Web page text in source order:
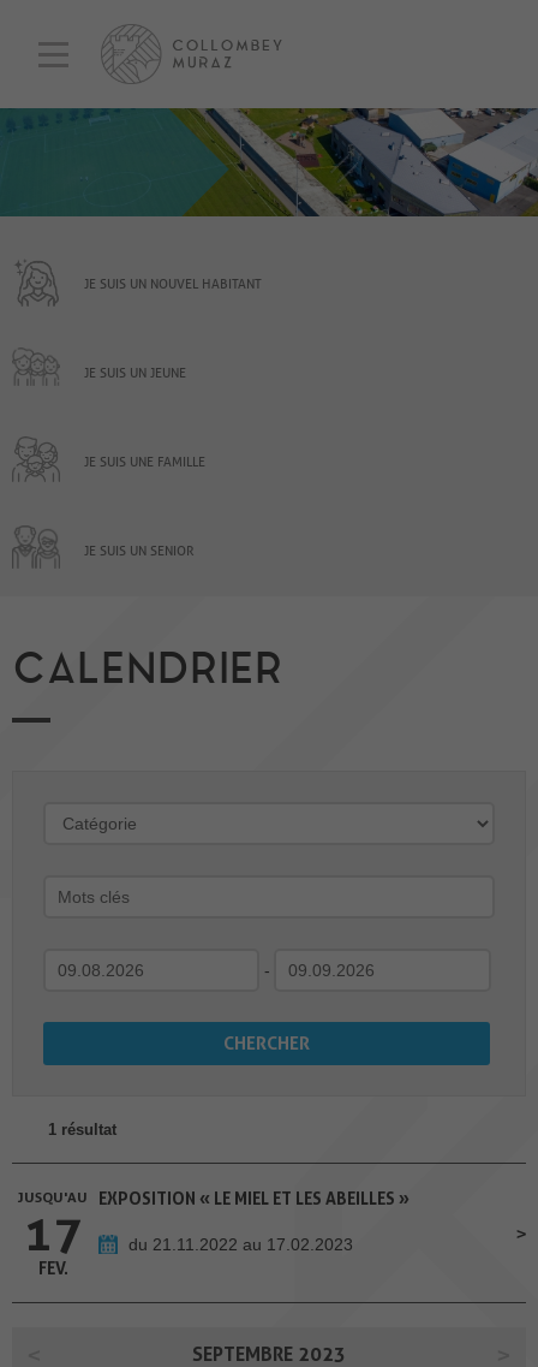
JE SUIS UN NOUVEL HABITANT
JE SUIS UN JEUNE
JE SUIS UNE FAMILLE
JE SUIS UN SENIOR
CALENDRIER
-
1 résultat
JUSQU'AU
17
FEV.
EXPOSITION « LE MIEL ET LES ABEILLES »
du 21.11.2022 au 17.02.2023
SEPTEMBRE 2023